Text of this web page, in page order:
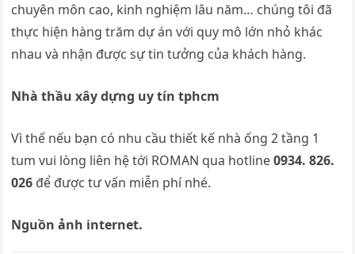
chuyên môn cao, kinh nghiệm lâu năm… chúng tôi đã
thực hiện hàng trăm dự án với quy mô lớn nhỏ khác
nhau và nhận được sự tin tưởng của khách hàng.
Nhà thầu xây dựng uy tín tphcm
Vì thế nếu bạn có nhu cầu thiết kế nhà ống 2 tầng 1
tum vui lòng liên hệ tới ROMAN qua hotline0934. 826.
026 để được tư vấn miễn phí nhé.
Nguồn ảnh internet.